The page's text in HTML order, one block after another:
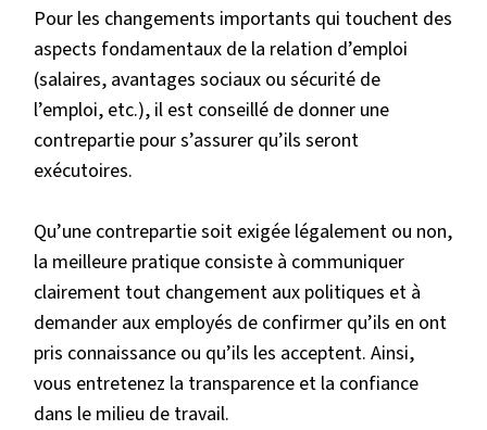
Pour les changements importants qui touchent des
aspects fondamentaux de la relation d’emploi
(salaires, avantages sociaux ou sécurité de
l’emploi, etc.), il est conseillé de donner une
contrepartie pour s’assurer qu’ils seront
exécutoires.
Qu’une contrepartie soit exigée légalement ou non,
la meilleure pratique consiste à communiquer
clairement tout changement aux politiques et à
demander aux employés de confirmer qu’ils en ont
pris connaissance ou qu’ils les acceptent. Ainsi,
vous entretenez la transparence et la confiance
dans le milieu de travail.